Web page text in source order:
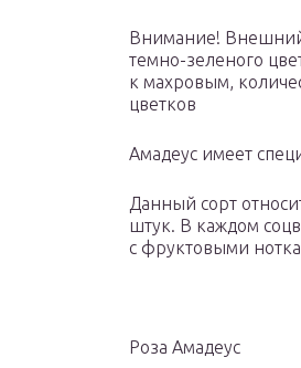
Внимание! Внешний
темно-зеленого
к махровым,
цветков
Амадеус имеет
Данный сорт
штук. В каждом
с фруктовыми
Роза Амадеус